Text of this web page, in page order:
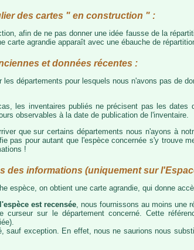
des cartes " en construction " :
afin de ne pas donner une idée fausse de la
carte agrandie apparaît avec une ébauche de
et données récentes :
départements pour lesquels nous n'avons pas de
les inventaires publiés ne précisent pas les
observables à la date de publication de l'inventaire.
que sur certains départements nous n'ayons à
pas pour autant que l'espèce concernée s'y trouve
!
des informations (uniquement sur
espèce, on obtient une carte agrandie, qui donne
est recensée , nous fournissons au moins une
curseur sur le département concerné. Cette
sauf exception. En effet, nous ne saurions nous